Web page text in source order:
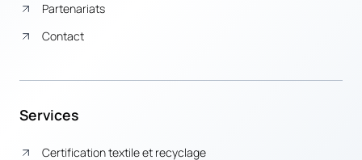
Partenariats
Contact
Services
Certification textile et recyclage